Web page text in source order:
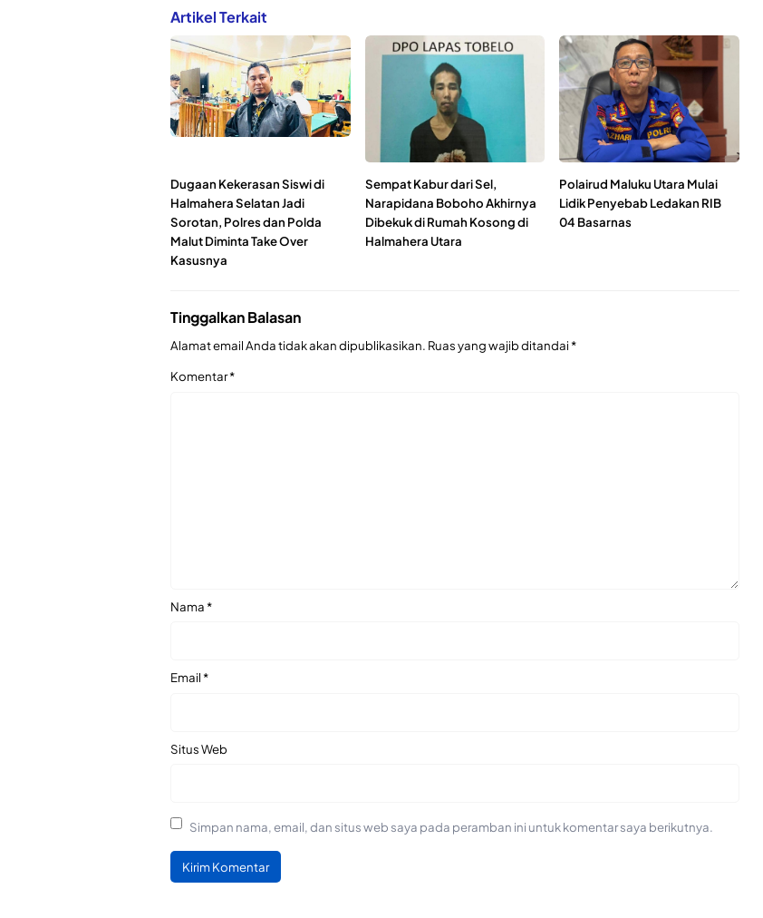
Artikel Terkait
Dugaan Kekerasan Siswi di
Halmahera Selatan Jadi
Sorotan, Polres dan Polda
Malut Diminta Take Over
Kasusnya
Sempat Kabur dari Sel,
Narapidana Boboho Akhirnya
Dibekuk di Rumah Kosong di
Halmahera Utara
Polairud Maluku Utara Mulai
Lidik Penyebab Ledakan RIB
04 Basarnas
Tinggalkan Balasan
Alamat email Anda tidak akan dipublikasikan. Ruas yang wajib ditandai*
Komentar*
Nama*
Email*
Situs Web
Simpan nama, email, dan situs web saya pada peramban ini untuk komentar saya berikutnya.